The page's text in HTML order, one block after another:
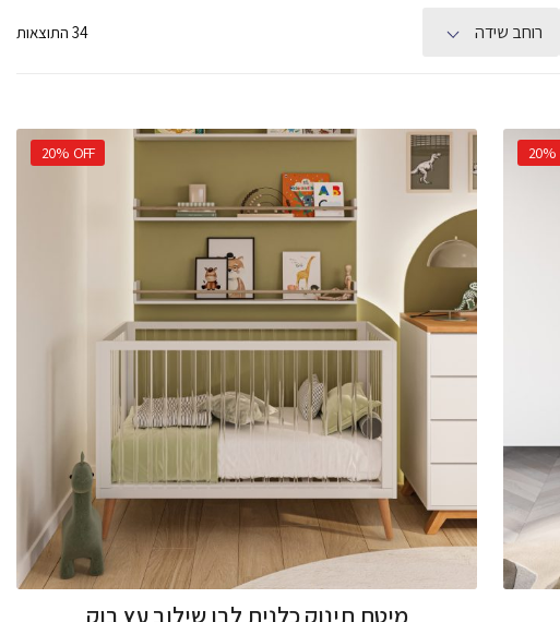
רוחב שידה 34 התוצאות
20%
20% OFF
מיטת תינוק כלנית לבן שילוב עץ בוק